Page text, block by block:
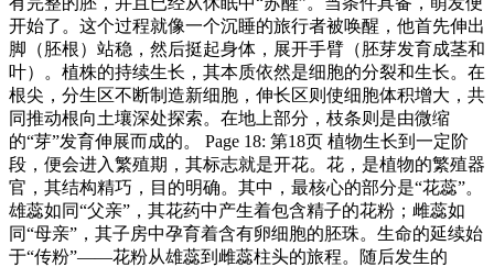
开始了。这个过程就像一个沉睡的旅行者被唤醒，他首先伸出
脚（胚根）站稳，然后挺起身体，展开手臂（胚芽发育成茎和
叶）。植株的持续生长，其本质依然是细胞的分裂和生长。在
根尖，分生区不断制造新细胞，伸长区则使细胞体积增大，共
同推动根向土壤深处探索。在地上部分，枝条则是由微缩
的“芽”发育伸展而成的。 Page 18: 第18页 植物生长到一定阶
段，便会进入繁殖期，其标志就是开花。花，是植物的繁殖器
官，其结构精巧，目的明确。其中，最核心的部分是“花蕊”。
雄蕊如同“父亲”，其花药中产生着包含精子的花粉；雌蕊如
同“母亲”，其子房中孕育着含有卵细胞的胚珠。生命的延续始
于“传粉”——花粉从雄蕊到雌蕊柱头的旅程。随后发生的